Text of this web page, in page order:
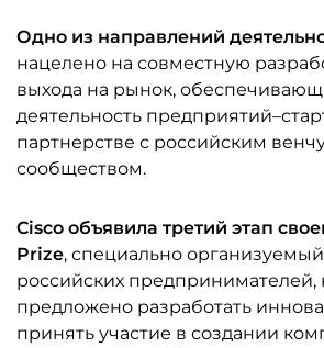
Одно из направлений
нацелено на совместную
выхода на рынок,
деятельность
партнерстве с российским
сообществом.
Cisco объявила третий этап
Prize, специально
российских предпринимателей,
предложено разработать
принять участие в создании